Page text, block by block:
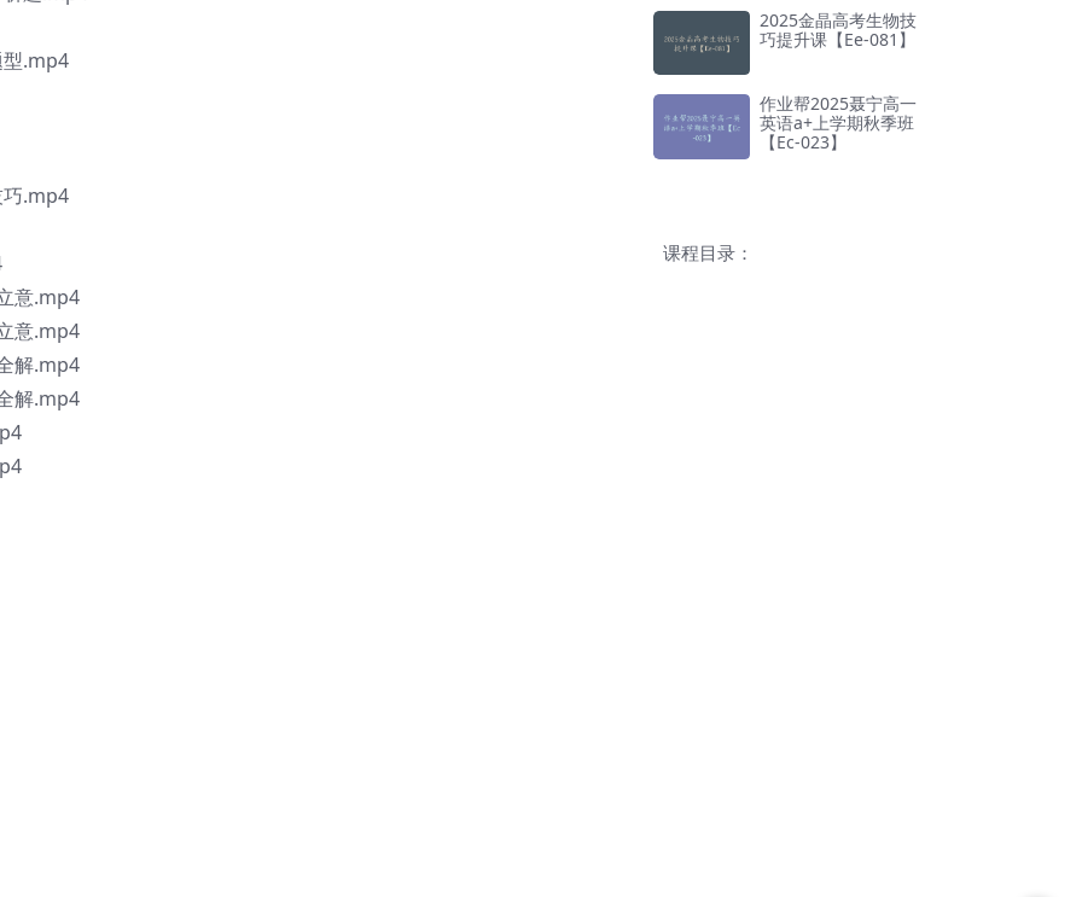
型.mp4
巧.mp4
意.mp4
意.mp4
解.mp4
解.mp4
2025金晶高考生物技
巧提升课【Ee-081】
作业帮2025聂宁高一
英语a+上学期秋季班
【Ec-023】
课程目录：